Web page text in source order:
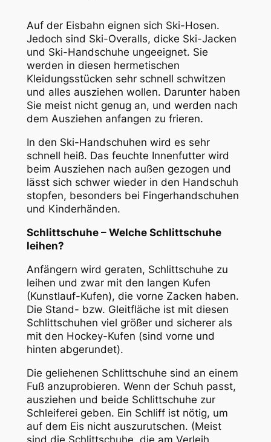
Auf der Eisbahn eignen sich Ski-Hosen.
Jedoch sind Ski-Overalls, dicke Ski-Jacken
und Ski-Handschuhe ungeeignet. Sie
werden in diesen hermetischen
Kleidungsstücken sehr schnell schwitzen
und alles ausziehen wollen. Darunter haben
Sie meist nicht genug an, und werden nach
dem Ausziehen anfangen zu frieren.
In den Ski-Handschuhen wird es sehr
schnell heiß. Das feuchte Innenfutter wird
beim Ausziehen nach außen gezogen und
lässt sich schwer wieder in den Handschuh
stopfen, besonders bei Fingerhandschuhen
und Kinderhänden.
Schlittschuhe – Welche Schlittschuhe
leihen?
Anfängern wird geraten, Schlittschuhe zu
leihen und zwar mit den langen Kufen
(Kunstlauf-Kufen), die vorne Zacken haben.
Die Stand- bzw. Gleitfläche ist mit diesen
Schlittschuhen viel größer und sicherer als
mit den Hockey-Kufen (sind vorne und
hinten abgerundet).
Die geliehenen Schlittschuhe sind an einem
Fuß anzuprobieren. Wenn der Schuh passt,
ausziehen und beide Schlittschuhe zur
Schleiferei geben. Ein Schliff ist nötig, um
auf dem Eis nicht auszurutschen. (Meist
sind die Schlittschuhe, die am Verleih